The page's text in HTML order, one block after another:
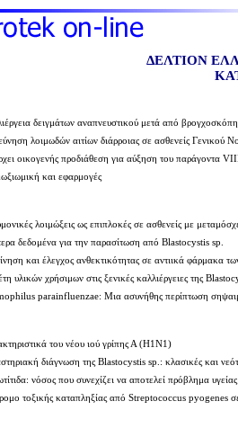
ΔΕΛΤΙΟΝ
δειγμάτων αναπνευστικού μετά από
λοιμωδών αιτίων διάρροιας σε ασθενείς Γενικού
οικογενής προδιάθεση για αύξηση του παράγοντα
και εφαρμογές
λοιμώξεις ως επιπλοκές σε ασθενείς με
δεδομένα για την παρασίτωση από Blastocystis sp.
και έλεγχος ανθεκτικότητας σε αντιικά
υλικών χρήσιμων στις ξενικές καλλιέργειες της
parainfluenzae: Μια ασυνήθης περίπτωση
του νέου ιού γρίπης Α (Η1Ν1)
διάγνωση της Blastocystis sp.: κλασικές και
νόσος που συνεχίζει να αποτελεί πρόβλημα υγείας
τοξικής καταπληξίας από Streptococcus pyogenes